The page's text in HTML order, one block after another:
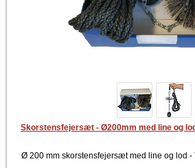
Skorstensfejersæt - Ø200mm med line og lod
Ø 200 mm skorstensfejersæt med line og lod